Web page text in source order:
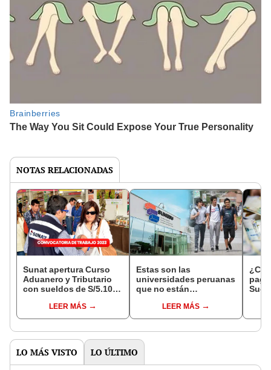
NOTAS RELACIONADAS
Sunat apertura Curso
Aduanero y Tributario
con sueldos de S/5.100:
LEER MÁS
Estas son las
universidades peruanas
que no están
y que quizá no conocías
LEER MÁS
LO MÁS VISTO LO ÚLTIMO